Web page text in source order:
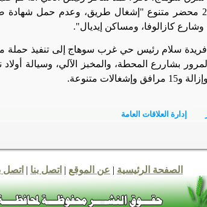
وتحرير 29 محضر متنوع "إشغال طريق، وعدم حمل
وشارع كازالوفا، ومساكن إيديال".
سلام رئيس حي غرب سوهاج إلى تنفيذ حملة
وإشغالات متنوعة.
إدارة العلاقات العامة
الصفحة الرئيسية | عن الموقع | اتصل بنا | اتصل